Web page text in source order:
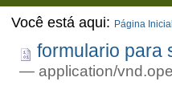
Você está aqui: Página Inicial
formulario para
— application/